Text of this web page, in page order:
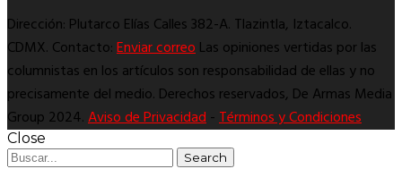
Dirección: Plutarco Elías Calles 382-A. Tlazintla, Iztacalco.
CDMX. Contacto:Enviar correoLas opiniones vertidas por las
columnistas en los artículos son responsabilidad de ellas y no
precisamente del medio. Derechos reservados, De Armas Media
Group 2024.Aviso de Privacidad-Términos y Condiciones
Close